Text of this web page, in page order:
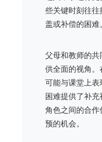
些关键时刻往
盖或补偿的困难。
父母和教师的
供全面的视角
可能与课堂上
困难提供了补
角色之间的合
预的机会。